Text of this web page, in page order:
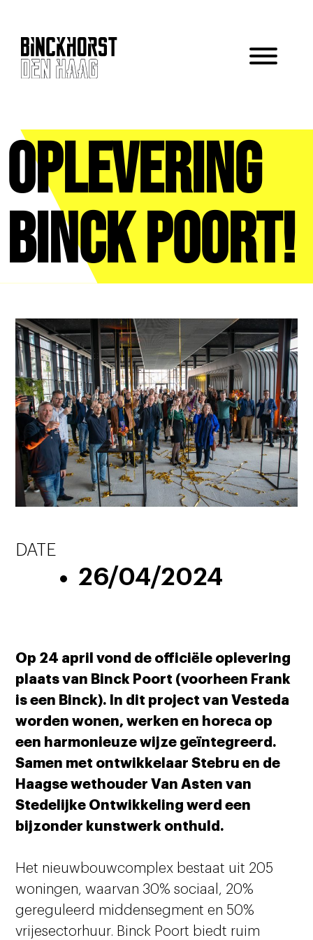
Oplevering
Binck Poort!
DATE
26/04/2024
Op 24 april vond de officiële oplevering
plaats van Binck Poort (voorheen Frank
is een Binck). In dit project van Vesteda
worden wonen, werken en horeca op
een harmonieuze wijze geïntegreerd.
Samen met ontwikkelaar Stebru en de
Haagse wethouder Van Asten van
Stedelijke Ontwikkeling werd een
bijzonder kunstwerk onthuld.
Het nieuwbouwcomplex bestaat uit 205
woningen, waarvan 30% sociaal, 20%
gereguleerd middensegment en 50%
vrijesectorhuur. Binck Poort biedt ruim